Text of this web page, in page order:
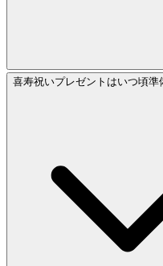
喜寿祝いプレゼントはいつ頃準